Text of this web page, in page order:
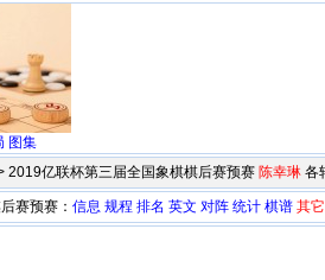
图集
2019亿联杯第三届全国象棋棋后赛预赛 陈幸琳 各
赛预赛： 信息 规程 排名 英文 对阵 统计 棋谱 其